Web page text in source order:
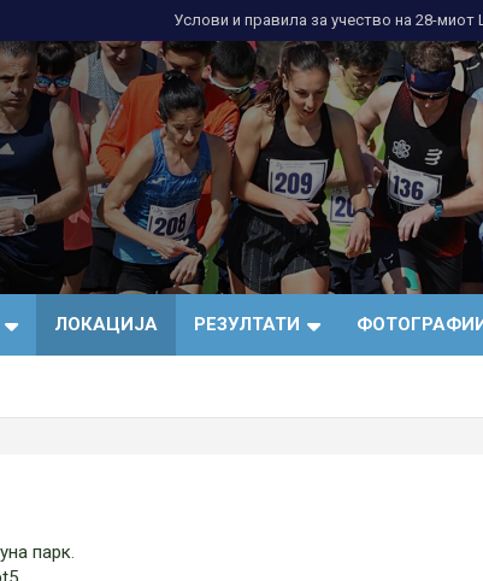
Услови и правила за учество нa 28-
ЛОКАЦИЈА РЕЗУЛТАТИ
парк.